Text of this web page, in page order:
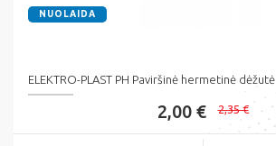
NUOLAIDA
ELEKTRO-PLAST PH Paviršinė hermetinė dėžutė
2,00 € 2,35 €